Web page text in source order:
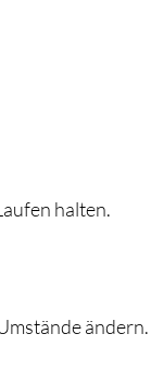
halten.
ändern.